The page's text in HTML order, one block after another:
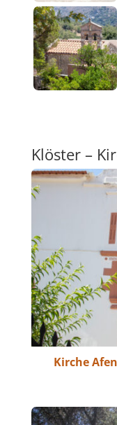
Klöster –
Kirche